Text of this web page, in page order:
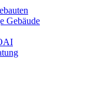
Gebäude